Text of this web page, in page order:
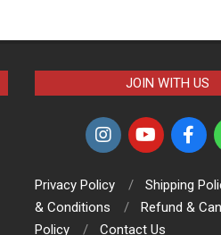
JOIN WITH US
Privacy Policy Shipping
& Conditions
Refund &
Policy
Contact Us